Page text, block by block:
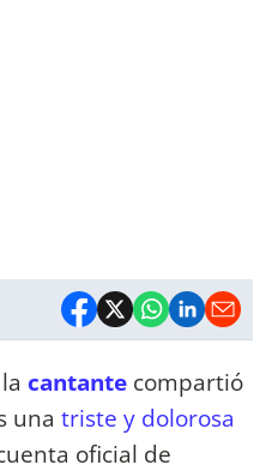
cantante compartió
una triste y dolorosa
oficial de